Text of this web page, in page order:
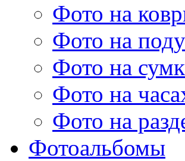
Фото на
Фото на
Фото на
Фото на
Фото на
Фотоальбомы